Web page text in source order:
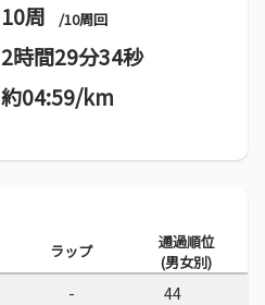
10周 /10周回
2時間29分34秒
約04:59/km
ラップ
通過順位
(男女別)
-
44